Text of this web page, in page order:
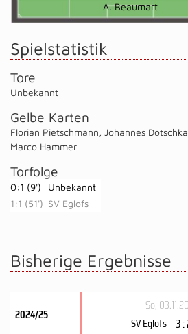
A. Beaumart
Spielstatistik
Tore
Unbekannt
Gelbe Karten
Florian Pietschmann, Johannes
Marco Hammer
Torfolge
0:1 (9')
Unbekannt
1:1 (51') SV Eglofs
Bisherige Ergebnisse
2024/25
So,
SV Eglofs 3 :